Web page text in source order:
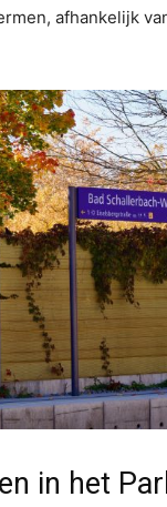
afhankelijk
in het